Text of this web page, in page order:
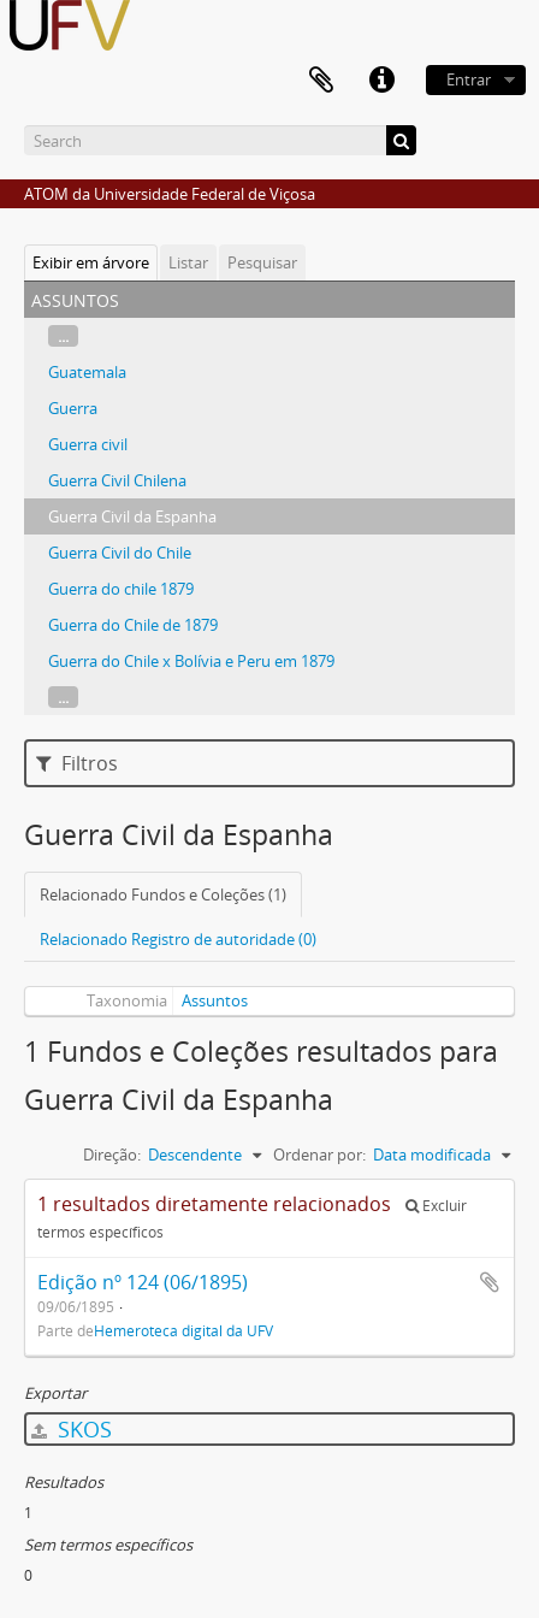
Entrar
ATOM da Universidade Federal de Viçosa
Exibir em árvore Listar Pesquisar
assuntos
...
Guatemala
Guerra
Guerra civil
Guerra Civil Chilena
Guerra Civil da Espanha
Guerra Civil do Chile
Guerra do chile 1879
Guerra do Chile de 1879
Guerra do Chile x Bolívia e Peru em 1879
...
Filtros
Guerra Civil da Espanha
Relacionado Fundos e Coleções (1)
Relacionado Registro de autoridade (0)
Taxonomia Assuntos
1 Fundos e Coleções resultados para
Guerra Civil da Espanha
Ordenar por: Data modificada
Direção: Descendente
1 resultados diretamente relacionados
Excluir
termos específicos
Edição nº 124 (06/1895)
09/06/1895
Parte deHemeroteca digital da UFV
Exportar
SKOS
Resultados
1
Sem termos específicos
0